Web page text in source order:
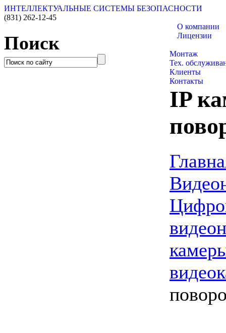
ИНТЕЛЛЕКТУАЛЬНЫЕ СИСТЕМЫ БЕЗОПАСНОСТИ
(831) 262-12-45
Поиск
О компании
Лицензии
Монтаж
Тех.
Клиенты
Контакты
IP